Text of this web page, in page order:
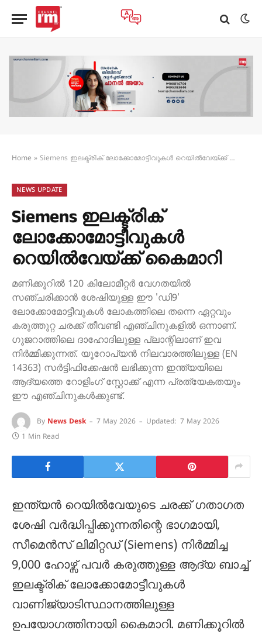
Home » Siemens ഇലക്ട്രിക് ലോക്കോമോട്ടീവുകൾ റെയിൽവേയ്ക്ക് കൈമാറി
NEWS UPDATE
Siemens ഇലക്ട്രിക്
ലോക്കോമോട്ടീവുകൾ
റെയിൽവേയ്ക്ക് കൈമാറി
മണിക്കൂറിൽ 120 കിലോമീറ്റർ വേഗതയിൽ
സഞ്ചരിക്കാൻ ശേഷിയുള്ള ഈ 'ഡി9'
ലോക്കോമോട്ടീവുകൾ ലോകത്തിലെ തന്നെ ഏറ്റവും
കരുത്തുറ്റ ചരക്ക് തീവണ്ടി എഞ്ചിനുകളിൽ ഒന്നാണ്.
ഗുജറാത്തിലെ ദാഹോദിലുള്ള പ്ലാന്റിലാണ് ഇവ
നിർമ്മിക്കുന്നത്. യൂറോപ്യൻ നിലവാരത്തിലുള്ള (EN
14363) സർട്ടിഫിക്കേഷൻ ലഭിക്കുന്ന ഇന്ത്യയിലെ
ആദ്യത്തെ റോളിംഗ് സ്റ്റോക്ക് എന്ന പ്രത്യേകതയും
ഈ എഞ്ചിനുകൾക്കുണ്ട്.
By News Desk 7 May 2026 Updated: 7 May 2026
1 Min Read
ഇന്ത്യൻ റെയിൽവേയുടെ ചരക്ക് ഗതാഗത
ശേഷി വർദ്ധിപ്പിക്കുന്നതിന്റെ ഭാഗമായി,
സീമെൻസ് ലിമിറ്റഡ് (Siemens) നിർമ്മിച്ച
9,000 ഹോഴ്സ് പവർ കരുത്തുള്ള ആദ്യ ബാച്ച്
ഇലക്ട്രിക് ലോക്കോമോട്ടീവുകൾ
വാണിജ്യാടിസ്ഥാനത്തിലുള്ള
ഉപയോഗത്തിനായി കൈമാറി. മണിക്കൂറിൽ